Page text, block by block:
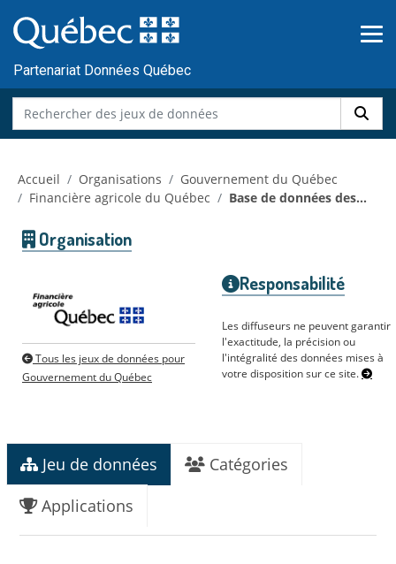
au
contenu
Partenariat Données Québec
Accueil Organisations
Gouvernement du Québec
Financière agricole du Québec
Base de données des...
Organisation
Tous les jeux de données pour
Gouvernement du Québec
Responsabilité
Les diffuseurs ne peuvent garantir
l'exactitude, la précision ou
l'intégralité des données mises à
votre disposition sur ce site.
Jeu de données
Catégories
Applications